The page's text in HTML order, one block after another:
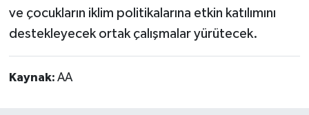
ve çocukların iklim politikalarına etkin katılımını
destekleyecek ortak çalışmalar yürütecek.
Kaynak: AA